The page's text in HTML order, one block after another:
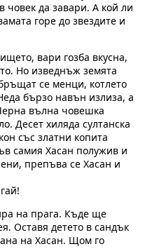
човек да завари. А кой ли
горе до звездите и
вари гозба вкусна,
Но изведнъж земята
се менци, котлето
бързо навън излиза, а
вълна човешка
Десет хиляда султанска
със златни копита
самия Хасан полужив и
препъва се Хасан и
на прага. Къде ще
Оставя детето в сандък
на Хасан. Щом го